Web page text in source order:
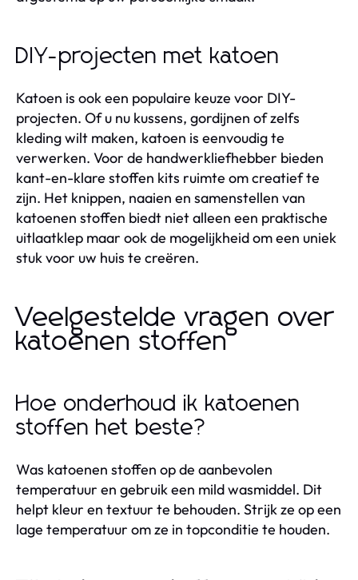
DIY-projecten met katoen
Katoen is ook een populaire keuze voor DIY-
projecten. Of u nu kussens, gordijnen of zelfs
kleding wilt maken, katoen is eenvoudig te
verwerken. Voor de handwerkliefhebber bieden
kant-en-klare stoffen kits ruimte om creatief te
zijn. Het knippen, naaien en samenstellen van
katoenen stoffen biedt niet alleen een praktische
uitlaatklep maar ook de mogelijkheid om een uniek
stuk voor uw huis te creëren.
Veelgestelde vragen over
katoenen stoffen
Hoe onderhoud ik katoenen
stoffen het beste?
Was katoenen stoffen op de aanbevolen
temperatuur en gebruik een mild wasmiddel. Dit
helpt kleur en textuur te behouden. Strijk ze op een
lage temperatuur om ze in topconditie te houden.